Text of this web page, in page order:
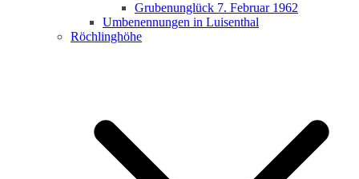
Grubenunglück 7. Februar 1962
Umbenennungen in Luisenthal
Röchlinghöhe